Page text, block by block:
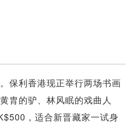
保利香港现正举行两场书画
胄的驴、林风眠的戏曲人
，适合新晋藏家一试身